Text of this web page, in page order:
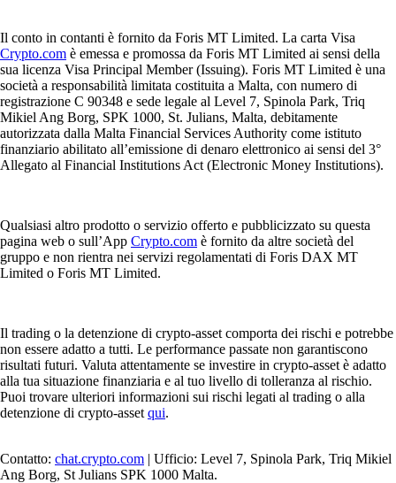
Il conto in contanti è fornito da Foris MT Limited. La carta Visa
Crypto.com è emessa e promossa da Foris MT Limited ai sensi della
sua licenza Visa Principal Member (Issuing). Foris MT Limited è una
società a responsabilità limitata costituita a Malta, con numero di
registrazione C 90348 e sede legale al Level 7, Spinola Park, Triq
Mikiel Ang Borg, SPK 1000, St. Julians, Malta, debitamente
autorizzata dalla Malta Financial Services Authority come istituto
finanziario abilitato all’emissione di denaro elettronico ai sensi del 3°
Allegato al Financial Institutions Act (Electronic Money Institutions).
Qualsiasi altro prodotto o servizio offerto e pubblicizzato su questa
pagina web o sull’App Crypto.com è fornito da altre società del
gruppo e non rientra nei servizi regolamentati di Foris DAX MT
Limited o Foris MT Limited.
Il trading o la detenzione di crypto-asset comporta dei rischi e potrebbe
non essere adatto a tutti. Le performance passate non garantiscono
risultati futuri. Valuta attentamente se investire in crypto-asset è adatto
alla tua situazione finanziaria e al tuo livello di tolleranza al rischio.
Puoi trovare ulteriori informazioni sui rischi legati al trading o alla
detenzione di crypto-asset qui.
Contatto: chat.crypto.com | Ufficio: Level 7, Spinola Park, Triq Mikiel
Ang Borg, St Julians SPK 1000 Malta.